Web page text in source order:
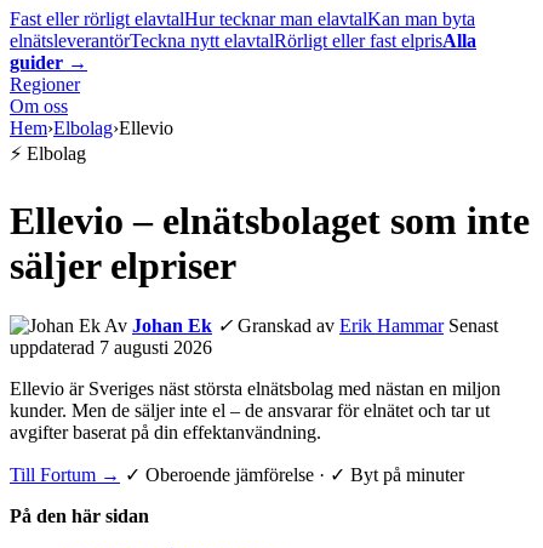
Fast eller rörligt elavtalHur tecknar man elavtalKan man byta
elnätsleverantörTeckna nytt elavtalRörligt eller fast elprisAlla
guider →
Regioner
Om oss
Hem›Elbolag›Ellevio
⚡ Elbolag
Ellevio – elnätsbolaget som inte
säljer elpriser
Av Johan Ek ✓ Granskad av Erik Hammar Senast
uppdaterad 7 augusti 2026
Ellevio är Sveriges näst största elnätsbolag med nästan en miljon
kunder. Men de säljer inte el – de ansvarar för elnätet och tar ut
avgifter baserat på din effektanvändning.
Till Fortum → ✓ Oberoende jämförelse · ✓ Byt på minuter
På den här sidan